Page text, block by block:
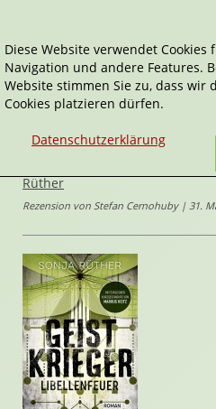
Home Belletristik
Horror
Geistkrieger: Libellenfeuer
Geistkrieger
Geistkrieger:
Rüther
Rezension von Stefan Cernohuby | 31.
Diese Website verwendet
Navigation und andere Features.
Website stimmen Sie zu, dass wir
Cookies platzieren dürfen.
Datenschutzerklärung